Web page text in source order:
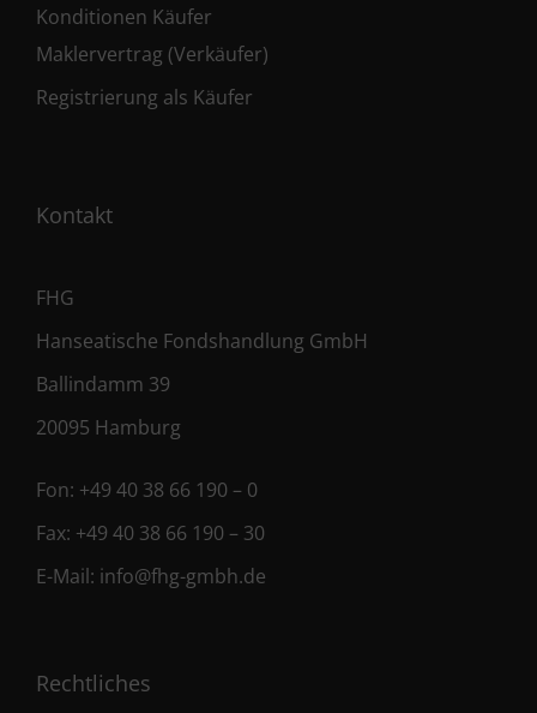
Konditionen Käufer
Maklervertrag (Verkäufer)
Registrierung als Käufer
Kontakt
FHG
Hanseatische Fondshandlung GmbH
Ballindamm 39
20095 Hamburg
Fon: +49 40 38 66 190 – 0
Fax: +49 40 38 66 190 – 30
E-Mail: info@fhg-gmbh.de
Rechtliches